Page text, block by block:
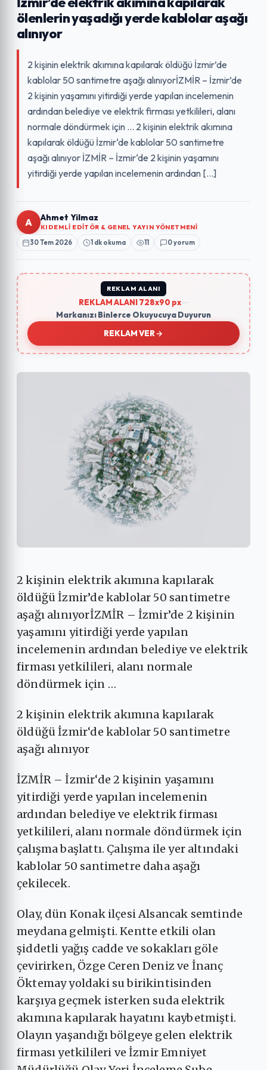
ölenlerin yaşadığı yerde kablolar aşağı
alınıyor
2 kişinin elektrik akımına kapılarak öldüğü İzmir’de
kablolar 50 santimetre aşağı alınıyorİZMİR – İzmir’de
2 kişinin yaşamını yitirdiği yerde yapılan incelemenin
ardından belediye ve elektrik firması yetkilileri, alanı
normale döndürmek için … 2 kişinin elektrik akımına
kapılarak öldüğü İzmir‘de kablolar 50 santimetre
aşağı alınıyor İZMİR – İzmir‘de 2 kişinin yaşamını
yitirdiği yerde yapılan incelemenin ardından […]
A Ahmet Yilmaz
KIDEMLI EDITÖR & GENEL YAYIN YÖNETMENI
30 Tem 2026 1 dk okuma 11 0 yorum
REKLAM ALANI
REKLAM ALANI 728x90 px
Markanızı Binlerce Okuyucuya Duyurun
REKLAM VER
2 kişinin elektrik akımına kapılarak
öldüğü İzmir’de kablolar 50 santimetre
aşağı alınıyorİZMİR – İzmir’de 2 kişinin
yaşamını yitirdiği yerde yapılan
incelemenin ardından belediye ve elektrik
firması yetkilileri, alanı normale
döndürmek için …
2 kişinin elektrik akımına kapılarak
öldüğü İzmir‘de kablolar 50 santimetre
aşağı alınıyor
İZMİR – İzmir‘de 2 kişinin yaşamını
yitirdiği yerde yapılan incelemenin
ardından belediye ve elektrik firması
yetkilileri, alanı normale döndürmek için
çalışma başlattı. Çalışma ile yer altındaki
kablolar 50 santimetre daha aşağı
çekilecek.
Olay, dün Konak ilçesi Alsancak semtinde
meydana gelmişti. Kentte etkili olan
şiddetli yağış cadde ve sokakları göle
çevirirken, Özge Ceren Deniz ve İnanç
Öktemay yoldaki su birikintisinden
karşıya geçmek isterken suda elektrik
akımına kapılarak hayatını kaybetmişti.
Olayın yaşandığı bölgeye gelen elektrik
firması yetkilileri ve İzmir Emniyet